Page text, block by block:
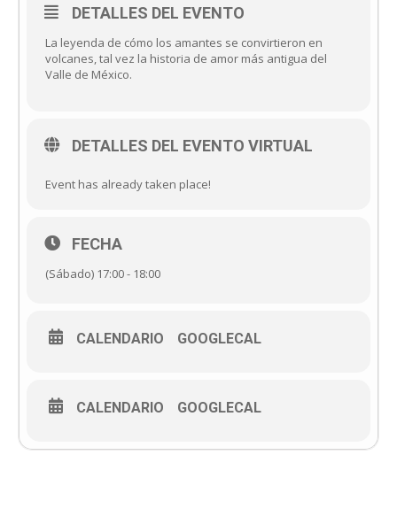
DETALLES DEL EVENTO
La leyenda de cómo los amantes se convirtieron en
volcanes, tal vez la historia de amor más antigua del
Valle de México.
DETALLES DEL EVENTO VIRTUAL
Event has already taken place!
FECHA
(Sábado) 17:00 - 18:00
CALENDARIO GOOGLECAL
CALENDARIO GOOGLECAL